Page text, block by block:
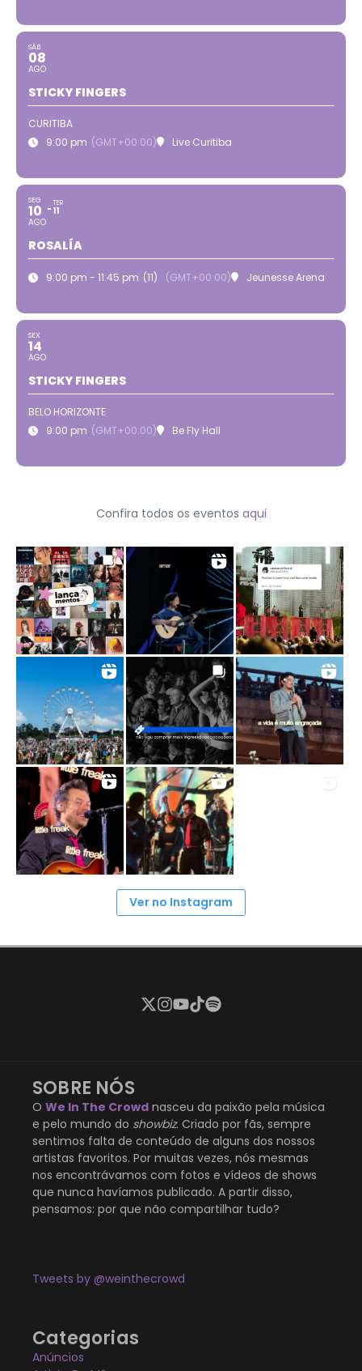
SÁB
08
AGO
STICKY FINGERS
CURITIBA
9:00 pm (GMT+00:00) Live Curitiba
SEG
10
AGO
TER
11
ROSALÍA
9:00 pm - 11:45 pm (11) (GMT+00:00) Jeunesse Arena
SEX
14
AGO
STICKY FINGERS
BELO HORIZONTE
9:00 pm (GMT+00:00) Be Fly Hall
Confira todos os eventos aqui
Ver no Instagram
SOBRE NÓS
O We In The Crowd nasceu da paixão pela música
e pelo mundo do showbiz. Criado por fãs, sempre
sentimos falta de conteúdo de alguns dos nossos
artistas favoritos. Por muitas vezes, nós mesmas
nos encontrávamos com fotos e vídeos de shows
que nunca havíamos publicado. A partir disso,
pensamos: por que não compartilhar tudo?
Tweets by @weinthecrowd
Categorias
Anúncios